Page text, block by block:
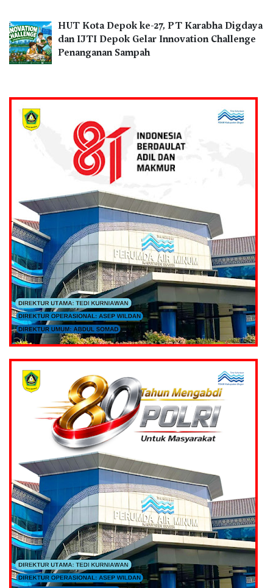
HUT Kota Depok ke-27, PT Karabha Digdaya
dan IJTI Depok Gelar Innovation Challenge
Penanganan Sampah